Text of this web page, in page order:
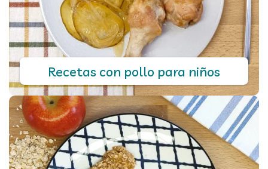
Recetas con pollo para niños